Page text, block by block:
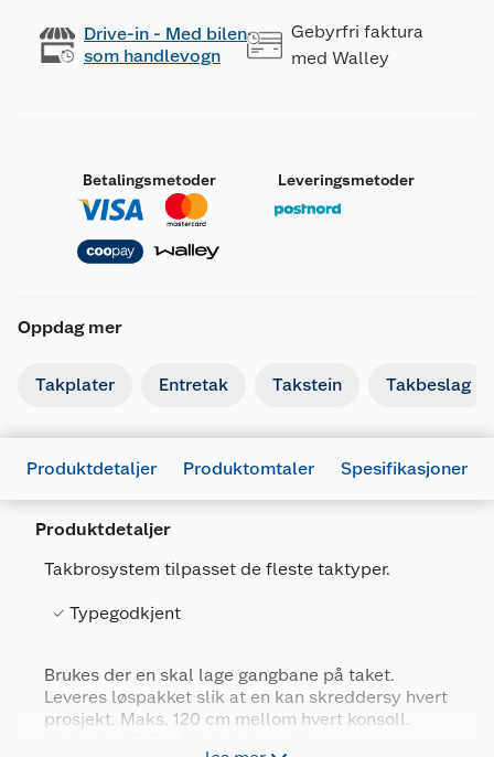
Drive-in - Med bilen
som handlevogn
Gebyrfri faktura
med Walley
Betalingsmetoder Leveringsmetoder
Oppdag mer
Takplater Entretak Takstein Takbeslag
Produktdetaljer Produktomtaler Spesifikasjoner
Produktdetaljer
Takbrosystem tilpasset de fleste taktyper.
Typegodkjent
Brukes der en skal lage gangbane på taket.
Leveres løspakket slik at en kan skreddersy hvert
prosjekt. Maks. 120 cm mellom hvert konsoll.
Generelt
Leverandørens artikkelnummer
789713